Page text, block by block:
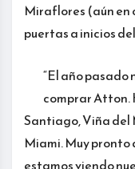
Miraflores (aún en
puertas a inicios
“El año pasado
comprar Atton.
Santiago, Viña del
Miami. Muy
estamos viendo